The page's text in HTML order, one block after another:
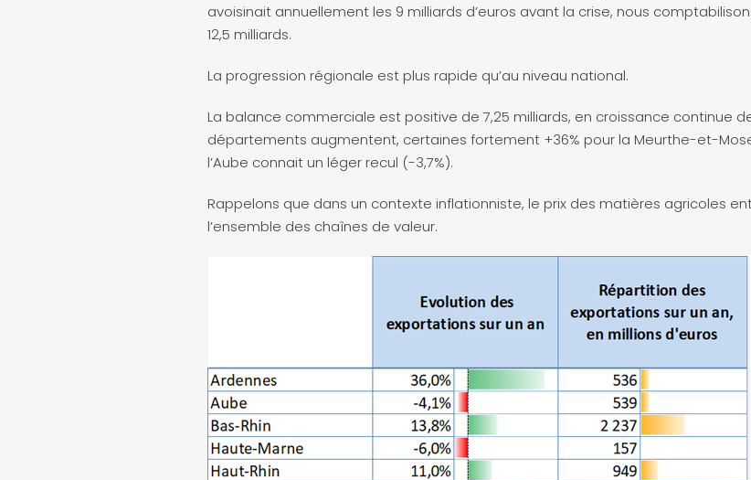
avoisinait annuellement les 9 milliards d’euros avant la crise, nous
12,5 milliards.
La progression régionale est plus rapide qu’au niveau national.
La balance commerciale est positive de 7,25 milliards, en croissance continue
départements augmentent, certaines fortement +36% pour la Meurthe-et-
l’Aube connait un léger recul (-3,7%).
Rappelons que dans un contexte inflationniste, le prix des matières agricoles
l’ensemble des chaînes de valeur.